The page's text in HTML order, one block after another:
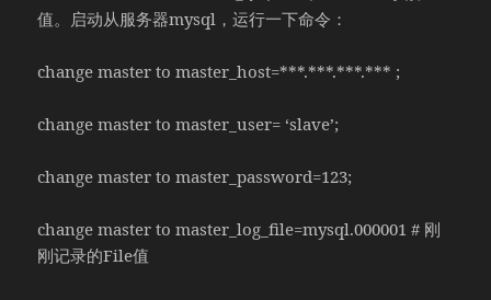
值。启动从服务器mysql，运行一下命令：
change master to master_host=***.***.***.*** ;
change master to master_user= ‘slave’;
change master to master_password=123;
change master to master_log_file=mysql.000001 # 刚
刚记录的File值